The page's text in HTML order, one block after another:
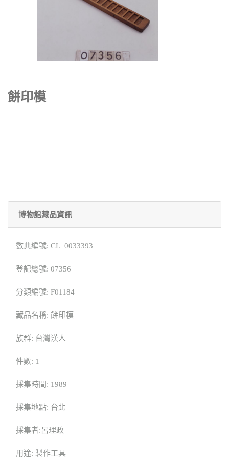
餅印模
博物館藏品資訊
數典編號: CL_0033393
登記總號: 07356
分類編號: F01184
藏品名稱: 餅印模
族群: 台灣漢人
件數: 1
採集時間: 1989
採集地點: 台北
採集者:呂理政
用途: 製作工具